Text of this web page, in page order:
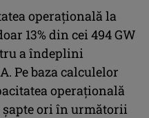
operațională la
13% din cei 494 GW
a îndeplini
Pe baza calculelor
operațională
șapte ori în următorii